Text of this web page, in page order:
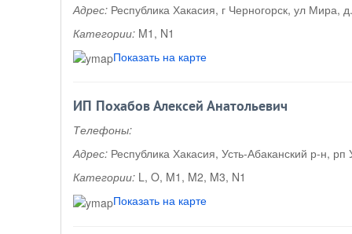
Адрес: Республика Хакасия, г Черногорск, ул Мира,
Категории: M1, N1
Показать на карте
ИП Похабов Алексей Анатольевич
Телефоны:
Адрес: Республика Хакасия, Усть-Абаканский р-н, рп
Категории: L, O, M1, M2, M3, N1
Показать на карте